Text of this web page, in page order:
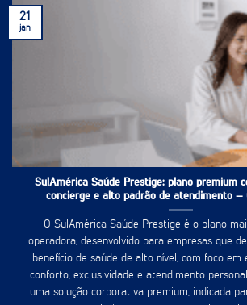
SulAmérica Saúde Prestige: plano premium
concierge e alto padrão de atendimento –
O SulAmérica Saúde Prestige é o plano
operadora, desenvolvido para empresas que
benefício de saúde de alto nível, com foco em
conforto, exclusividade e atendimento
uma solução corporativa premium, indicada
21
jan